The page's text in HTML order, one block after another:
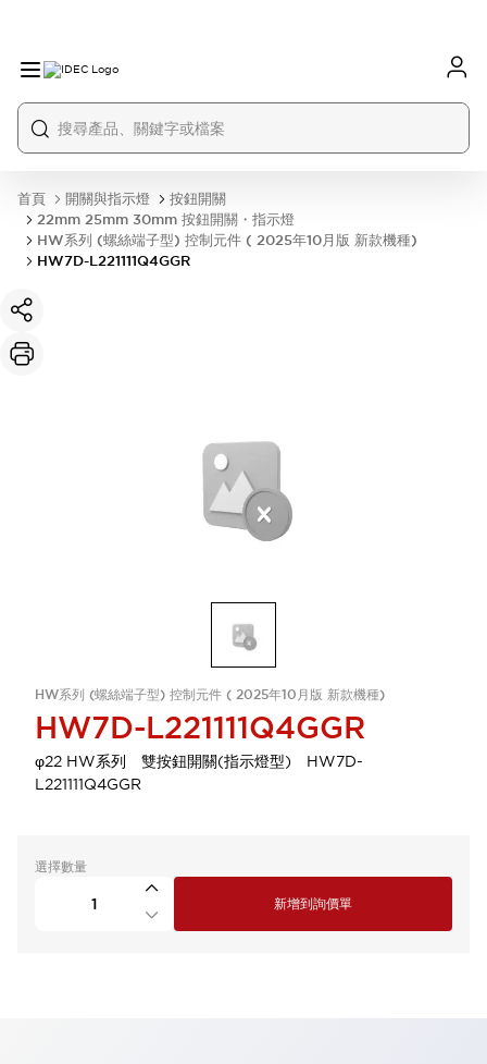
首頁 開關與指示燈
按鈕開關
22mm 25mm 30mm 按鈕開關・指示燈
HW系列 (螺絲端子型) 控制元件 ( 2025年10月版 新款機種)
HW7D-L221111Q4GGR
HW系列 (螺絲端子型) 控制元件 ( 2025年10月版 新款機種)
HW7D-L221111Q4GGR
φ22 HW系列 雙按鈕開關(指示燈型) HW7D-
L221111Q4GGR
選擇數量
新增到詢價單